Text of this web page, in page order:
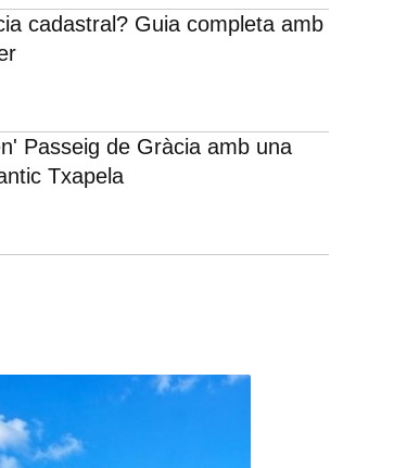
cadastral? Guia completa amb
Passeig de Gràcia amb una
Txapela